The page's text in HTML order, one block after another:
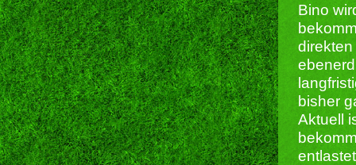
Bino
bisher
Aktuell